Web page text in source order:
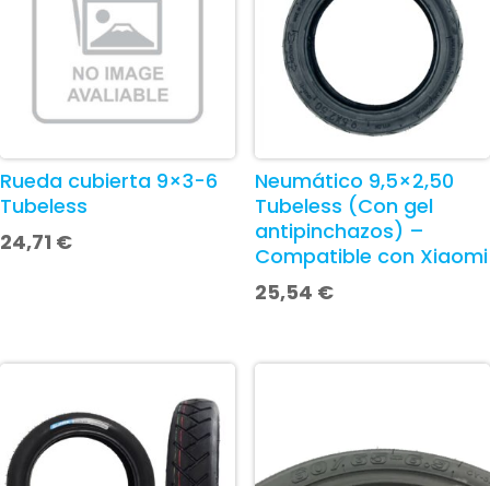
Rueda cubierta 9×3-6
Tubeless
24,71 €
Neumático 9,5×2,50
Tubeless (Con gel
antipinchazos) –
Compatible con Xiaomi
25,54 €